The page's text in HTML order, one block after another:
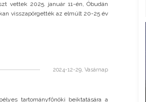
vettek 2025. január 11-én, Óbudán
visszapörgették az elmúlt 20-25 év
2024-12-29, Vasárnap
tartományfőnöki beiktatására a